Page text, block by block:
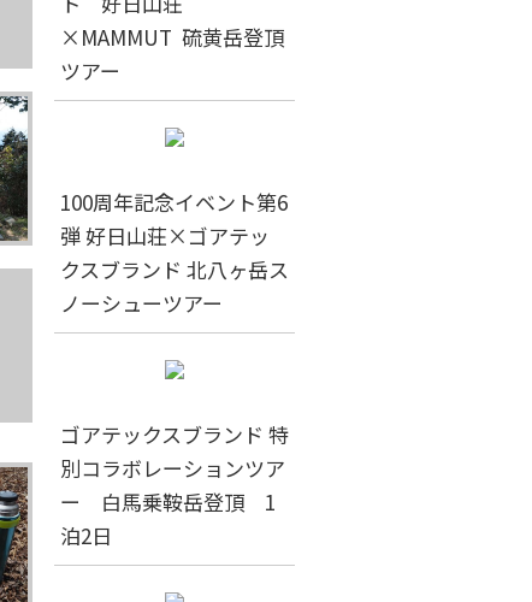
×MAMMUT 硫黄岳登頂
ツアー
100周年記念イベント第6
弾 好日山荘×ゴアテッ
クスブランド 北八ヶ岳ス
ノーシューツアー
ゴアテックスブランド 特
別コラボレーションツア
ー 白馬乗鞍岳登頂 1
泊2日